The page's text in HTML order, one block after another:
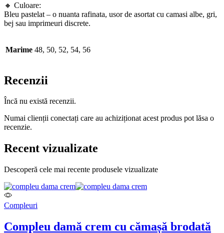
🔸 Culoare:
Bleu pastelat – o nuanta rafinata, usor de asortat cu camasi albe, gri,
bej sau imprimeuri discrete.
Marime 48, 50, 52, 54, 56
Recenzii
Încă nu există recenzii.
Numai clienții conectați care au achiziționat acest produs pot lăsa o
recenzie.
Recent vizualizate
Descoperă cele mai recente produsele vizualizate
Compleuri
Compleu damă crem cu cămașă brodată